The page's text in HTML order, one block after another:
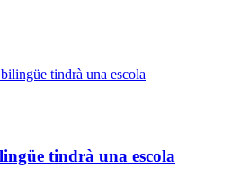
tindrà una escola